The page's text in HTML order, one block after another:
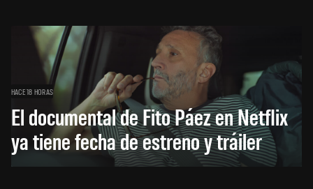
HACE 18 HORAS
El documental de Fito Páez en Netflix
ya tiene fecha de estreno y tráiler